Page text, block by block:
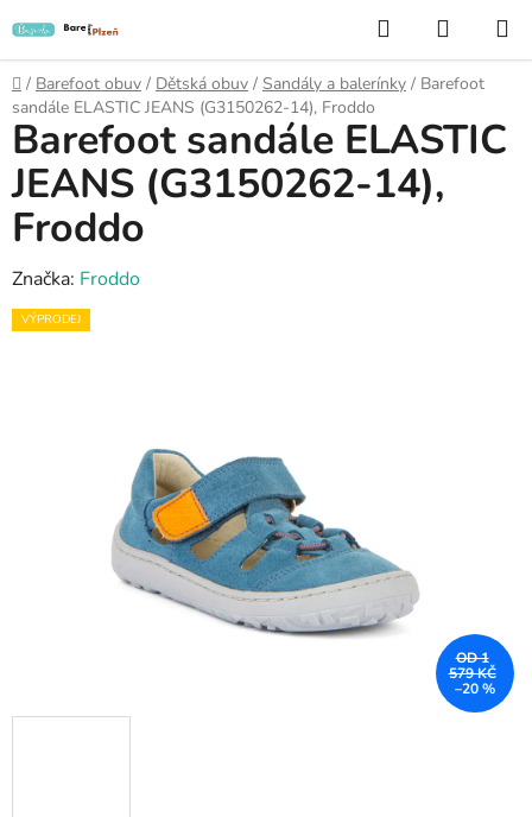
na
obsah
Hledat
KOŠÍK
Domů
/ Barefoot obuv / Dětská obuv / Sandály a balerínky / Barefoot
sandále ELASTIC JEANS (G3150262-14), Froddo
Barefoot sandále ELASTIC
JEANS (G3150262-14),
Froddo
Značka: Froddo
VÝPRODEJ
OD 1
579 KČ
–20 %